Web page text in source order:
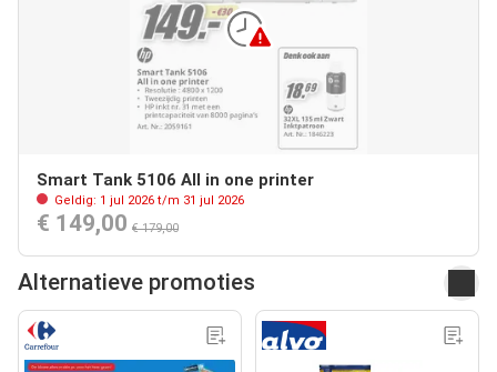
Smart Tank 5106 All in one printer
Geldig: 1 jul 2026 t/m 31 jul 2026
€ 149,00 € 179,00
Alternatieve promoties